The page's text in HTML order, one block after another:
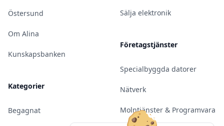
Östersund
Om Alina
Kunskapsbanken
Kategorier
Begagnat
Sälja elektronik
Företagstjänster
Specialbyggda datorer
Nätverk
Molntjänster & Programvara